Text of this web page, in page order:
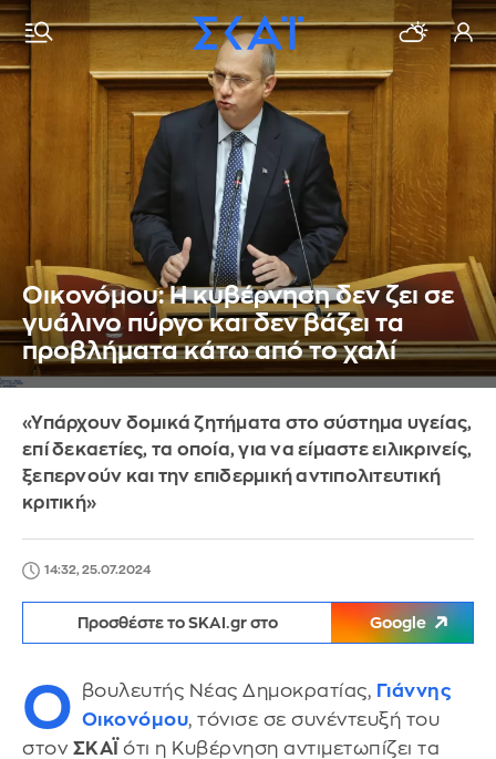
Οικονόμου: Η κυβέρνηση δεν ζει σε
γυάλινο πύργο και δεν βάζει τα
προβλήματα κάτω από το χαλί
«Υπάρχουν δομικά ζητήματα στο σύστημα υγείας,
επί δεκαετίες, τα οποία, για να είμαστε ειλικρινείς,
ξεπερνούν και την επιδερμική αντιπολιτευτική
κριτική»
14:32, 25.07.2024
Προσθέστε το SKAI.gr στο Google
O βουλευτής Νέας Δημοκρατίας, Γιάννης
Οικονόμου, τόνισε σε συνέντευξή του
στον ΣΚΑΪ ότι η Κυβέρνηση αντιμετωπίζει τα